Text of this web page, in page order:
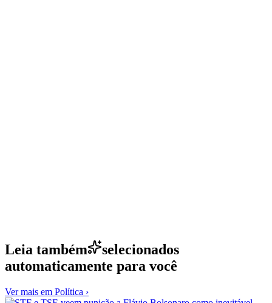
Leia também
selecionados
automaticamente para você
Ver mais em Política ›